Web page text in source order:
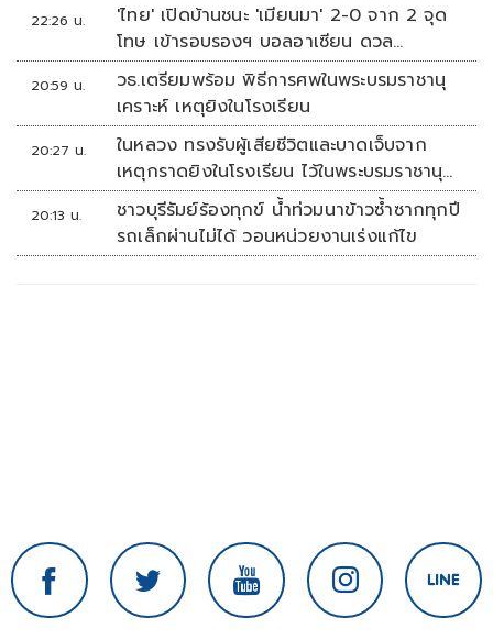
22:26 น.
'ไทย' เปิดบ้านชนะ 'เมียนมา' 2-0 จาก 2 จุด
โทษ เข้ารอบรองฯ บอลอาเซียน ดวล
'สิงคโปร์'
20:59 น.
วธ.เตรียมพร้อม พิธีการศพในพระบรมราชานุ
เคราะห์ เหตุยิงในโรงเรียน
20:27 น.
ในหลวง ทรงรับผู้เสียชีวิตและบาดเจ็บจาก
เหตุกราดยิงในโรงเรียน ไว้ในพระบรมราชานุ
เคราะห์
20:13 น.
ชาวบุรีรัมย์ร้องทุกข์ น้ำท่วมนาข้าวซ้ำซากทุกปี
รถเล็กผ่านไม่ได้ วอนหน่วยงานเร่งแก้ไข